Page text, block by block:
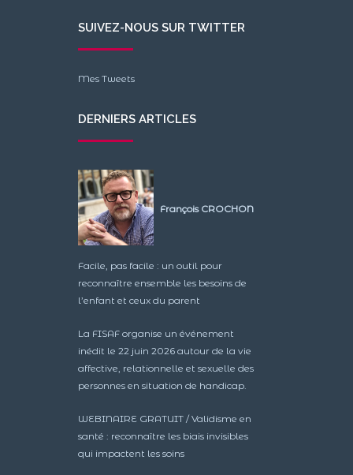
SUIVEZ-NOUS SUR TWITTER
Mes Tweets
DERNIERS ARTICLES
François CROCHON
Facile, pas facile : un outil pour
reconnaître ensemble les besoins de
l’enfant et ceux du parent
La FISAF organise un événement
inédit le 22 juin 2026 autour de la vie
affective, relationnelle et sexuelle des
personnes en situation de handicap.
WEBINAIRE GRATUIT / Validisme en
santé : reconnaître les biais invisibles
qui impactent les soins